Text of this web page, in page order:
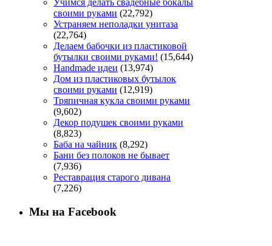
своими руками (22,792)
Устраняем неполадки унитаза
(22,764)
Делаем бабочки из пластиковой
бутылки своими руками! (15,644)
Handmade идеи (13,974)
Дом из пластиковых бутылок
своими руками (12,919)
Тряпичная кукла своими руками
(9,602)
Декор подушек своими руками
(8,823)
Баба на чайник (8,292)
Бани без полоков не бывает
(7,936)
Реставрация старого дивана
(7,226)
Мы на Facebook